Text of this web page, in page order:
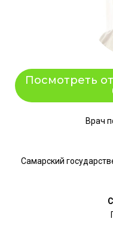
Посмотреть
Врач
Самарский